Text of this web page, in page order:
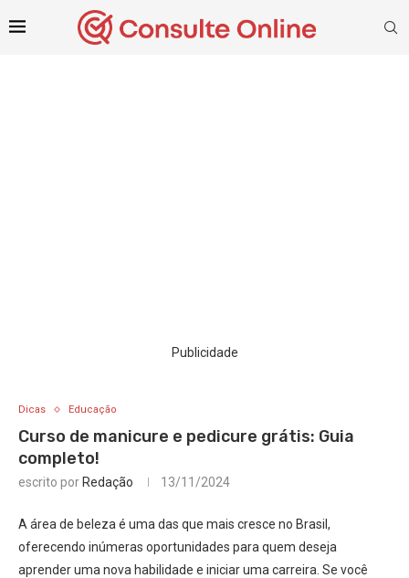
Publicidade
Dicas Educação
Curso de manicure e pedicure grátis: Guia
completo!
escrito por Redação 13/11/2024
A área de beleza é uma das que mais cresce no Brasil,
oferecendo inúmeras oportunidades para quem deseja
aprender uma nova habilidade e iniciar uma carreira. Se você